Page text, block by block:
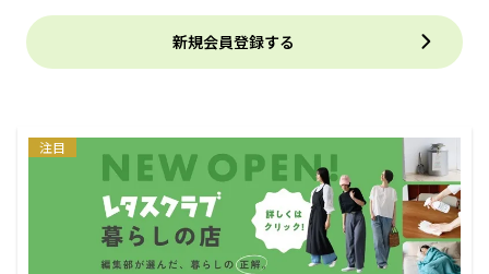
新規会員登録する
注目